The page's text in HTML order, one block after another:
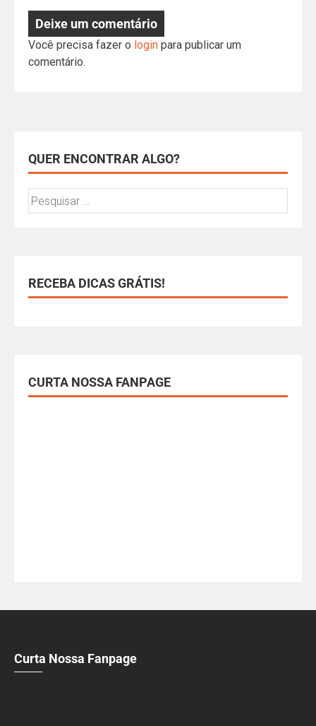
Deixe um comentário
Você precisa fazer o login para publicar um
comentário.
QUER ENCONTRAR ALGO?
RECEBA DICAS GRÁTIS!
CURTA NOSSA FANPAGE
Curta Nossa Fanpage